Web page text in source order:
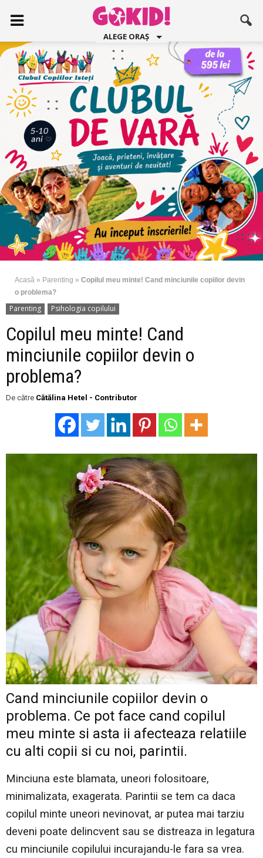
ALEGE ORAȘ
Acasă » Parenting » Copilul meu minte! Cand minciunile copiilor devin
o problema?
Parenting Psihologia copilului
Copilul meu minte! Cand
minciunile copiilor devin o
problema?
De către Cătălina Hetel - Contributor
Cand minciunile copiilor devin o
problema. Ce pot face cand copilul
meu minte si asta ii afecteaza relatiile
cu alti copii si cu noi, parintii.
Minciuna este blamata, uneori folositoare,
minimalizata, exagerata. Parintii se tem ca daca
copilul minte uneori nevinovat, ar putea mai tarziu
deveni poate delincvent sau se distreaza in legatura
cu minciunile copilului incurajandu-le fara sa vrea.